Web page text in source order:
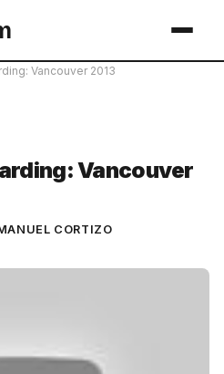
Vancouver 2013
Vancouver
CORTIZO